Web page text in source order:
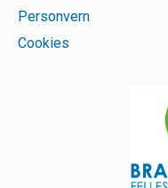
Personvern
Cookies